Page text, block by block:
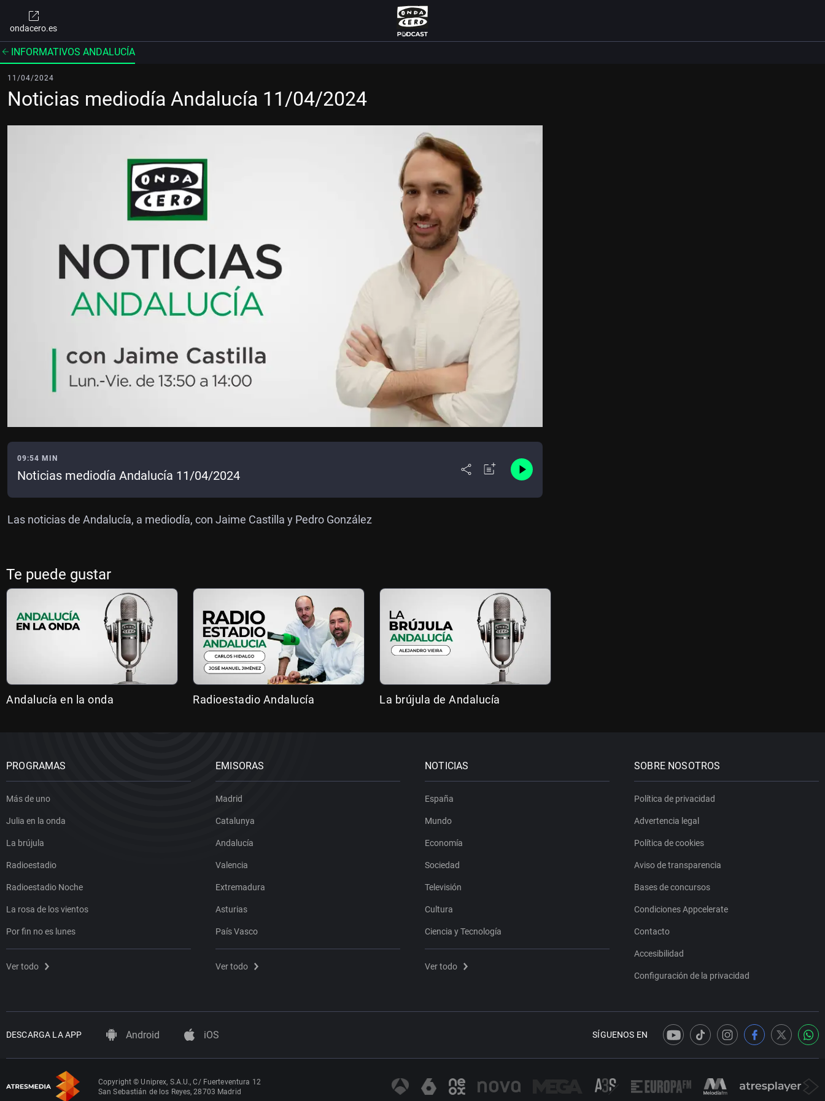
ondacero.es
INFORMATIVOS ANDALUCÍA
11/04/2024
Noticias mediodía Andalucía 11/04/2024
09:54 MIN
Noticias mediodía Andalucía 11/04/2024
Las noticias de Andalucía, a mediodía, con Jaime Castilla y Pedro González
Te puede gustar
Andalucía en la onda Radioestadio Andalucía La brújula de Andalucía
PROGRAMAS
Más de uno
Julia en la onda
La brújula
Radioestadio
Radioestadio Noche
La rosa de los vientos
Por fin no es lunes
Ver todo
EMISORAS
Madrid
Catalunya
Andalucía
Valencia
Extremadura
Asturias
País Vasco
Ver todo
NOTICIAS
España
Mundo
Economía
Sociedad
Televisión
Cultura
Ciencia y Tecnología
Ver todo
SOBRE NOSOTROS
Política de privacidad
Advertencia legal
Política de cookies
Aviso de transparencia
Bases de concursos
Condiciones Appcelerate
Contacto
Accesibilidad
Configuración de la privacidad
DESCARGA LA APP Android iOS SÍGUENOS EN
Copyright © Uniprex, S.A.U., C/ Fuerteventura 12
San Sebastián de los Reyes, 28703 Madrid